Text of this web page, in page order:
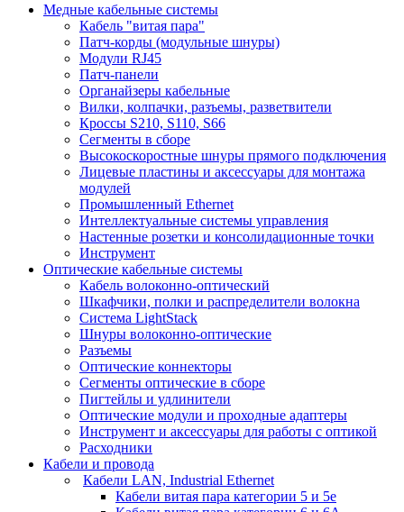
Медные кабельные системы
Кабель "витая пара"
Патч-корды (модульные шнуры)
Модули RJ45
Патч-панели
Органайзеры кабельные
Вилки, колпачки, разъемы, разветвители
Кроссы S210, S110, S66
Сегменты в сборе
Высокоскоростные шнуры прямого подключения
Лицевые пластины и аксессуары для монтажа
модулей
Промышленный Ethernet
Интеллектуальные системы управления
Настенные розетки и консолидационные точки
Инструмент
Оптические кабельные системы
Кабель волоконно-оптический
Шкафчики, полки и распределители волокна
Система LightStack
Шнуры волоконно-оптические
Разъемы
Оптические коннекторы
Сегменты оптические в сборе
Пигтейлы и удлинители
Оптические модули и проходные адаптеры
Инструмент и аксессуары для работы с оптикой
Расходники
Кабели и провода
Кабели LAN, Industrial Ethernet
Кабели витая пара категории 5 и 5е